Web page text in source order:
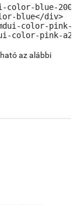
color-blue-
blue</div>
color-pink-
color-pink-
az alábbi